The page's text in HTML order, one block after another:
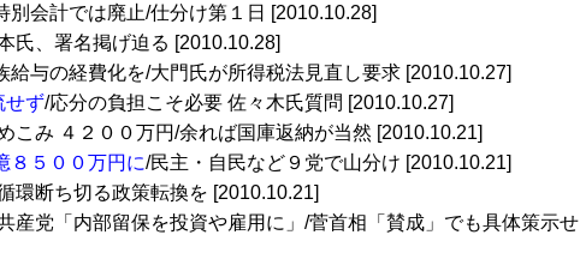
別会計では廃止/仕分け第１日 [2010.10.28]
氏、署名掲げ迫る [2010.10.28]
給与の経費化を/大門氏が所得税法見直し要求 [2010.10.27]
せず/応分の負担こそ必要 佐々木氏質問 [2010.10.27]
こみ ４２００万円/余れば国庫返納が当然 [2010.10.21]
８５００万円に/民主・自民など９党で山分け [2010.10.21]
環断ち切る政策転換を [2010.10.21]
産党「内部留保を投資や雇用に」/菅首相「賛成」でも具体策示せ